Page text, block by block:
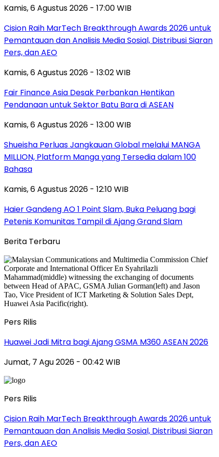
Kamis, 6 Agustus 2026 - 17:00 WIB
Cision Raih MarTech Breakthrough Awards 2026 untuk
Pemantauan dan Analisis Media Sosial, Distribusi Siaran
Pers, dan AEO
Kamis, 6 Agustus 2026 - 13:02 WIB
Fair Finance Asia Desak Perbankan Hentikan
Pendanaan untuk Sektor Batu Bara di ASEAN
Kamis, 6 Agustus 2026 - 13:00 WIB
Shueisha Perluas Jangkauan Global melalui MANGA
MILLION, Platform Manga yang Tersedia dalam 100
Bahasa
Kamis, 6 Agustus 2026 - 12:10 WIB
Haier Gandeng AO 1 Point Slam, Buka Peluang bagi
Petenis Komunitas Tampil di Ajang Grand Slam
Berita Terbaru
Pers Rilis
Huawei Jadi Mitra bagi Ajang GSMA M360 ASEAN 2026
Jumat, 7 Agu 2026 - 00:42 WIB
Pers Rilis
Cision Raih MarTech Breakthrough Awards 2026 untuk
Pemantauan dan Analisis Media Sosial, Distribusi Siaran
Pers, dan AEO